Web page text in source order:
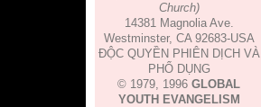
Church)
14381 Magnolia Ave.
Westminster, CA 92683-USA
ĐỘC QUYỀN PHIÊN DỊCH VÀ
PHỔ DỤNG
© 1979, 1996 GLOBAL
YOUTH EVANGELISM